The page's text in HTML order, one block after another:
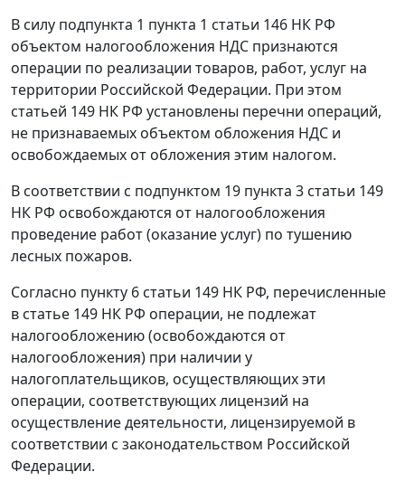
В силу подпункта 1 пункта 1 статьи 146 НК РФ
объектом налогообложения НДС признаются
операции по реализации товаров, работ, услуг на
территории Российской Федерации. При этом
статьей 149 НК РФ установлены перечни операций,
не признаваемых объектом обложения НДС и
освобождаемых от обложения этим налогом.
В соответствии с подпунктом 19 пункта 3 статьи 149
НК РФ освобождаются от налогообложения
проведение работ (оказание услуг) по тушению
лесных пожаров.
Согласно пункту 6 статьи 149 НК РФ, перечисленные
в статье 149 НК РФ операции, не подлежат
налогообложению (освобождаются от
налогообложения) при наличии у
налогоплательщиков, осуществляющих эти
операции, соответствующих лицензий на
осуществление деятельности, лицензируемой в
соответствии с законодательством Российской
Федерации.